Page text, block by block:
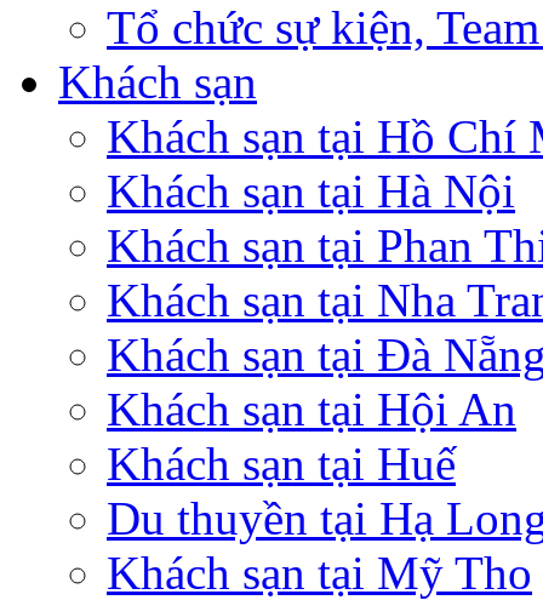
Tổ chức sự kiện,
Khách sạn
Khách sạn tại Hồ Chí
Khách sạn tại Hà Nội
Khách sạn tại Phan
Khách sạn tại Nha
Khách sạn tại Đà
Khách sạn tại Hội An
Khách sạn tại Huế
Du thuyền tại Hạ
Khách sạn tại Mỹ Tho